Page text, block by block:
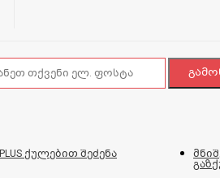
PLUS ქულებით შეძენა